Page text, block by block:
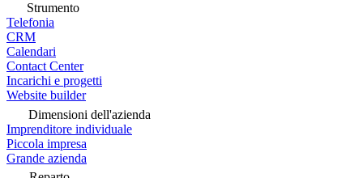
Strumento
Telefonia
CRM
Calendari
Contact Center
Incarichi e progetti
Website builder
Dimensioni dell'azienda
Imprenditore individuale
Piccola impresa
Grande azienda